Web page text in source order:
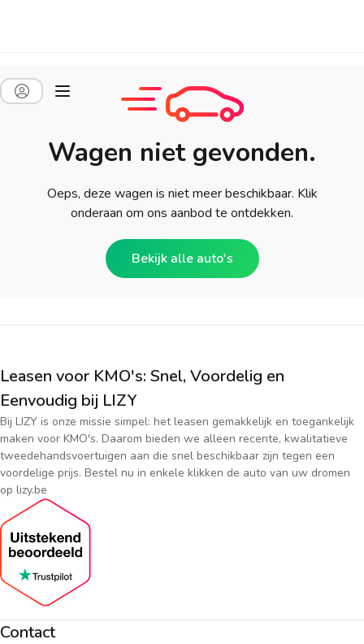
Wagen niet gevonden.
Oeps, deze wagen is niet meer beschikbaar. Klik
onderaan om ons aanbod te ontdekken.
Bekijk alle auto's
Leasen voor KMO's: Snel, Voordelig en
Eenvoudig bij LIZY
Bij LIZY is onze missie simpel: het leasen gemakkelijk en toegankelijk
maken voor KMO's. Daarom bieden we alleen recente, kwalitatieve
tweedehandsvoertuigen aan die snel beschikbaar zijn tegen een
voordelige prijs. Bestel nu in enkele klikken de auto van uw dromen
op lizy.be
Contact